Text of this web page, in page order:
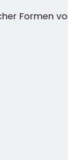
Formen